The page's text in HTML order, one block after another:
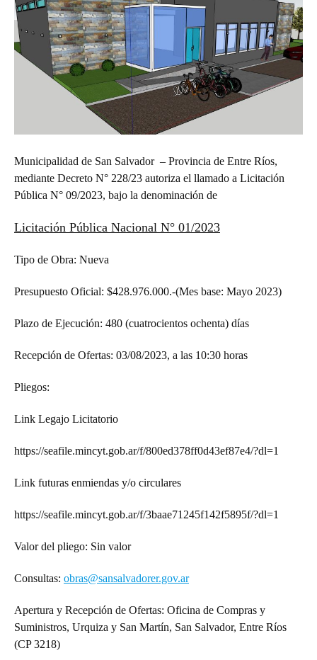
Municipalidad de San Salvador – Provincia de Entre Ríos,
mediante Decreto N° 228/23 autoriza el llamado a Licitación
Pública N° 09/2023, bajo la denominación de
Licitación Pública Nacional N° 01/2023
Tipo de Obra: Nueva
Presupuesto Oficial: $428.976.000.-(Mes base: Mayo 2023)
Plazo de Ejecución: 480 (cuatrocientos ochenta) días
Recepción de Ofertas: 03/08/2023, a las 10:30 horas
Pliegos:
Link Legajo Licitatorio
https://seafile.mincyt.gob.ar/f/800ed378ff0d43ef87e4/?dl=1
Link futuras enmiendas y/o circulares
https://seafile.mincyt.gob.ar/f/3baae71245f142f5895f/?dl=1
Valor del pliego: Sin valor
Consultas: obras@sansalvadorer.gov.ar
Apertura y Recepción de Ofertas: Oficina de Compras y
Suministros, Urquiza y San Martín, San Salvador, Entre Ríos
(CP 3218)